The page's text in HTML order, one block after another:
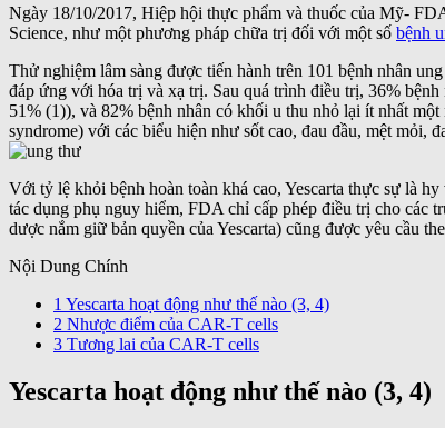
Ngày 18/10/2017, Hiệp hội thực phẩm và thuốc của Mỹ-
Science, như một phương pháp chữa trị đối với một số bệnh
Thử nghiệm lâm sàng được tiến hành trên 101 bệnh nhân
đáp ứng với hóa trị và xạ trị. Sau quá trình điều trị, 36%
51% (1)), và 82% bệnh nhân có khối u thu nhỏ lại ít nhất
syndrome) với các biểu hiện như sốt cao, đau đầu, mệt mỏi,
Với tỷ lệ khỏi bệnh hoàn toàn khá cao, Yescarta thực sự là
tác dụng phụ nguy hiểm, FDA chỉ cấp phép điều trị cho các
dược nắm giữ bản quyền của Yescarta) cũng được yêu cầu
Nội Dung Chính
1 Yescarta hoạt động như thế nào (3, 4)
2 Nhược điểm của CAR-T cells
3 Tương lai của CAR-T cells
Yescarta hoạt động như thế nào (3, 4)